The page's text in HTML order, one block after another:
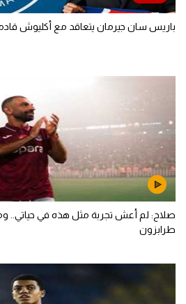
باريس سان جيرمان يتعاقد مع أكليوش
صلاح: لم أعش تجربة مثل هذه في حياتي..
طرابزون